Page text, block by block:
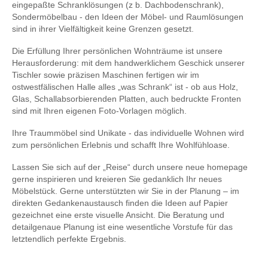
eingepaßte Schranklösungen (z b. Dachbodenschrank),
Sondermöbelbau - den Ideen der Möbel- und Raumlösungen
sind in ihrer Vielfältigkeit keine Grenzen gesetzt.
Die Erfüllung Ihrer persönlichen Wohnträume ist unsere
Herausforderung: mit dem handwerklichem Geschick unserer
Tischler sowie präzisen Maschinen fertigen wir im
ostwestfälischen Halle alles „was Schrank“ ist - ob aus Holz,
Glas, Schallabsorbierenden Platten, auch bedruckte Fronten
sind mit Ihren eigenen Foto-Vorlagen möglich.
Ihre Traummöbel sind Unikate - das individuelle Wohnen wird
zum persönlichen Erlebnis und schafft Ihre Wohlfühloase.
Lassen Sie sich auf der „Reise“ durch unsere neue homepage
gerne inspirieren und kreieren Sie gedanklich Ihr neues
Möbelstück. Gerne unterstützten wir Sie in der Planung – im
direkten Gedankenaustausch finden die Ideen auf Papier
gezeichnet eine erste visuelle Ansicht. Die Beratung und
detailgenaue Planung ist eine wesentliche Vorstufe für das
letztendlich perfekte Ergebnis.